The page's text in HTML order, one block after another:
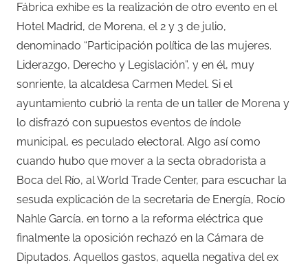
Fábrica exhibe es la realización de otro evento en el
Hotel Madrid, de Morena, el 2 y 3 de julio,
denominado “Participación política de las mujeres.
Liderazgo, Derecho y Legislación”, y en él, muy
sonriente, la alcaldesa Carmen Medel. Si el
ayuntamiento cubrió la renta de un taller de Morena y
lo disfrazó con supuestos eventos de índole
municipal, es peculado electoral. Algo así como
cuando hubo que mover a la secta obradorista a
Boca del Río, al World Trade Center, para escuchar la
sesuda explicación de la secretaria de Energía, Rocío
Nahle García, en torno a la reforma eléctrica que
finalmente la oposición rechazó en la Cámara de
Diputados. Aquellos gastos, aquella negativa del ex